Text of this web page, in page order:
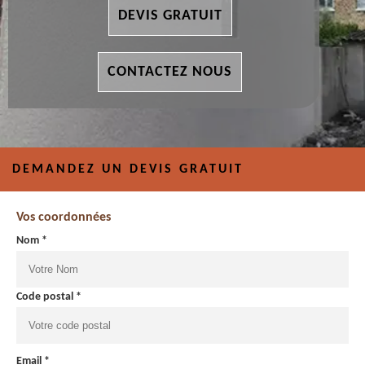
DEVIS GRATUIT
CONTACTEZ NOUS
DEMANDEZ UN DEVIS GRATUIT
Vos coordonnées
Nom *
Code postal *
Email *